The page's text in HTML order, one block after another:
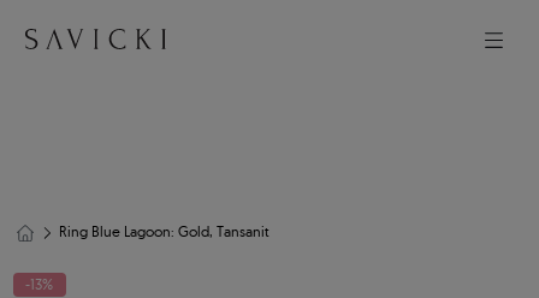
Ring Blue Lagoon: Gold, Tansanit
-13%